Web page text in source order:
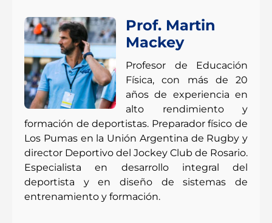
Prof. Martin
Mackey
Profesor de Educación
Física, con más de 20
años de experiencia en
alto rendimiento y
formación de deportistas. Preparador físico de
Los Pumas en la Unión Argentina de Rugby y
director Deportivo del Jockey Club de Rosario.
Especialista en desarrollo integral del
deportista y en diseño de sistemas de
entrenamiento y formación.